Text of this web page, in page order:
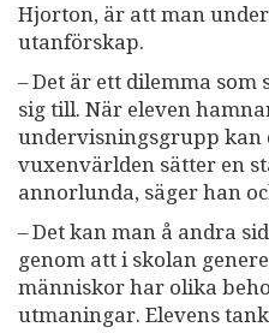
Hjorton, är att man
utanförskap.
– Det är ett dilemma
sig till. När eleven
undervisningsgrupp kan
vuxenvärlden sätter en
annorlunda, säger han
– Det kan man å andra
genom att i skolan
människor har olika
utmaningar. Elevens